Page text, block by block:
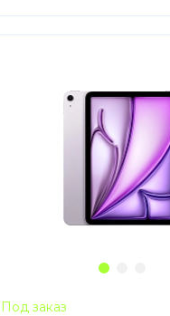
Под заказ